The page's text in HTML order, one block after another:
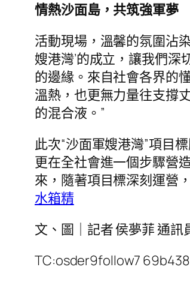
情熱沙面島，共筑強軍夢
活動現場，溫馨的氛圍沾
嫂港灣’的成立，讓我們
的邊緣。來自社會各界的
溫熱，也更無力量往支撐
的混合液。”
此次“沙面軍嫂港灣”項目
更在全社會進一個步驟營
來，隨著項目標深刻運營
水箱精
文、圖｜記者 侯夢菲 通訊
TC:osder9follow7